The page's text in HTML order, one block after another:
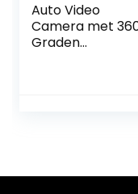
Auto Video
Camera met
Graden